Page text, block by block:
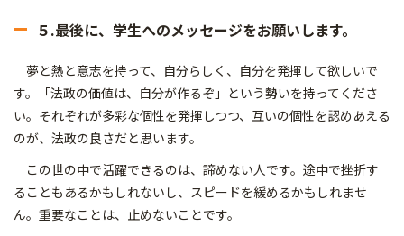
５.最後に、学生へのメッセージをお願いします。
夢と熱と意志を持って、自分らしく、自分を発揮して欲しいで
す。「法政の価値は、自分が作るぞ」という勢いを持ってくださ
い。それぞれが多彩な個性を発揮しつつ、互いの個性を認めあえる
のが、法政の良さだと思います。
この世の中で活躍できるのは、諦めない人です。途中で挫折す
ることもあるかもしれないし、スピードを緩めるかもしれませ
ん。重要なことは、止めないことです。